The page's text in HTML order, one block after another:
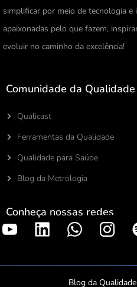
simplificar por meio de tecnologia e
apaixonadas pelo que fazem,
evoluir no caminho da excelência!
Comunidade da Qualidade
Qualicast
Ferramentas da Qualidade
Qualidade para Saúde
Blog da Metrologia
Conheça nossas redes
Blog da